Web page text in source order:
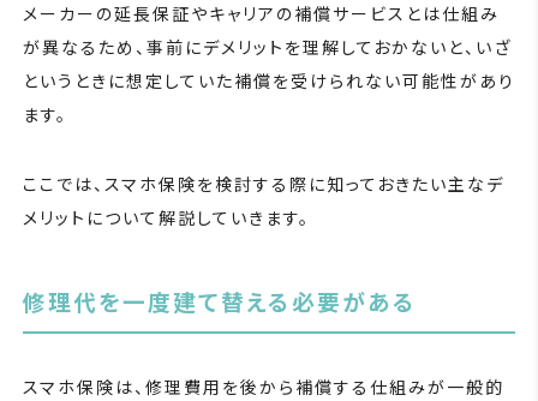
メーカーの延長保証やキャリアの補償サービスとは仕組み
が異なるため、事前にデメリットを理解しておかないと、いざ
というときに想定していた補償を受けられない可能性があり
ます。
ここでは、スマホ保険を検討する際に知っておきたい主なデ
メリットについて解説していきます。
修理代を一度建て替える必要がある
スマホ保険は、修理費用を後から補償する仕組みが一般的